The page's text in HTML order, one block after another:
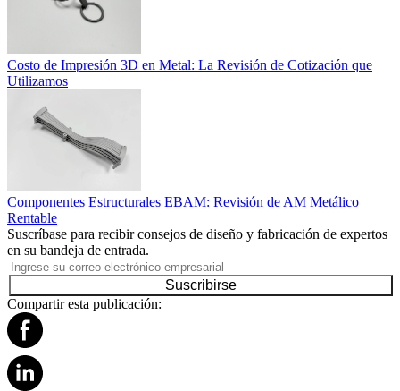
Costo de Impresión 3D en Metal: La Revisión de Cotización que
Utilizamos
Componentes Estructurales EBAM: Revisión de AM Metálico
Rentable
Suscríbase para recibir consejos de diseño y fabricación de expertos
en su bandeja de entrada.
Suscribirse
Compartir esta publicación: